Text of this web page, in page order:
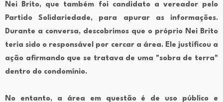
Nei Brito, que também foi candidato a vereador pelo
Partido Solidariedade, para apurar as informações.
Durante a conversa, descobrimos que o próprio Nei Brito
teria sido o responsável por cercar a área. Ele justificou a
ação afirmando que se tratava de uma "sobra de terra"
dentro do condomínio.
No entanto, a área em questão é de uso público e